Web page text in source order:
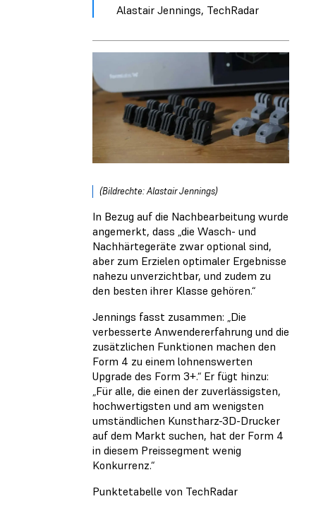
Alastair Jennings, TechRadar
(Bildrechte: Alastair Jennings)
In Bezug auf die Nachbearbeitung wurde
angemerkt, dass „die Wasch- und
Nachhärtegeräte zwar optional sind,
aber zum Erzielen optimaler Ergebnisse
nahezu unverzichtbar, und zudem zu
den besten ihrer Klasse gehören.“
Jennings fasst zusammen: „Die
verbesserte Anwendererfahrung und die
zusätzlichen Funktionen machen den
Form 4 zu einem lohnenswerten
Upgrade des Form 3+.“ Er fügt hinzu:
„Für alle, die einen der zuverlässigsten,
hochwertigsten und am wenigsten
umständlichen Kunstharz-3D-Drucker
auf dem Markt suchen, hat der Form 4
in diesem Preissegment wenig
Konkurrenz.“
Punktetabelle von TechRadar